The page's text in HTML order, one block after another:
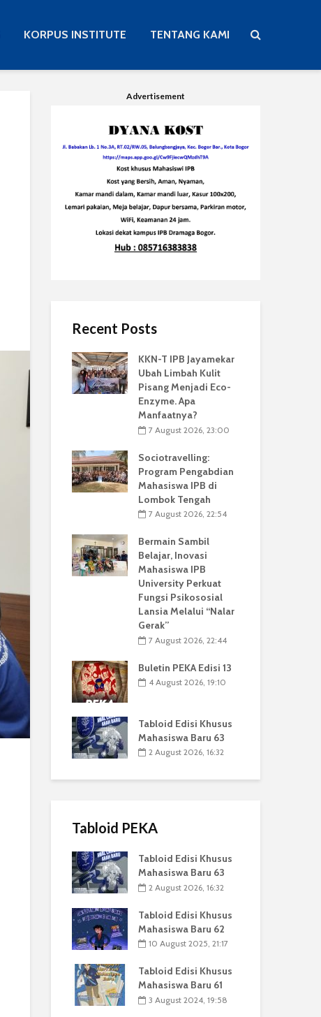
KORPUS INSTITUTE TENTANG KAMI
Advertisement
Recent Posts
KKN-T IPB Jayamekar
Ubah Limbah Kulit
Pisang Menjadi Eco-
Enzyme. Apa
Manfaatnya?
7 August 2026, 23:00
Sociotravelling:
Program Pengabdian
Mahasiswa IPB di
Lombok Tengah
7 August 2026, 22:54
Bermain Sambil
Belajar, Inovasi
Mahasiswa IPB
University Perkuat
Fungsi Psikososial
Lansia Melalui “Nalar
Gerak”
7 August 2026, 22:44
Buletin PEKA Edisi 13
4 August 2026, 19:10
Tabloid Edisi Khusus
Mahasiswa Baru 63
2 August 2026, 16:32
Tabloid PEKA
Tabloid Edisi Khusus
Mahasiswa Baru 63
2 August 2026, 16:32
Tabloid Edisi Khusus
Mahasiswa Baru 62
10 August 2025, 21:17
Tabloid Edisi Khusus
Mahasiswa Baru 61
3 August 2024, 19:58